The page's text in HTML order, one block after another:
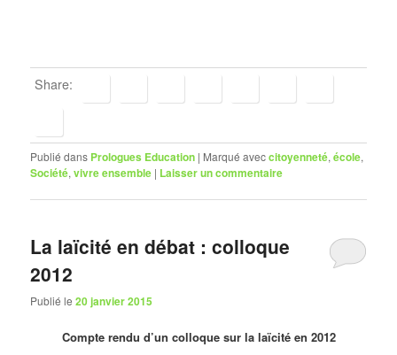
Share:
Publié dans Prologues Education | Marqué aveccitoyenneté,école,
Société,vivre ensemble | Laisser un commentaire
La laïcité en débat : colloque
2012
Publié le20 janvier 2015
Compte rendu d’un colloque sur la laïcité en 2012